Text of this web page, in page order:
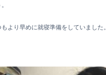
より早めに就寝準備をしていました。